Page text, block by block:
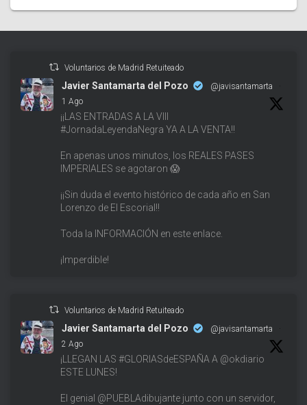
Voluntarios de Madrid Retuiteado
Javier Santamarta del Pozo @javisantamarta
·
1 Ago
¡¡LAS ENTRADAS A LA VIII
#JornadaLeyendaNegra YA A LA VENTA!!
En apenas unos minutos, los REALES PASES
IMPERIALES se agotaron 😱
¡¡Sin duda el evento histórico de cada año en San
Lorenzo de El Escorial!!
Toda la INFORMACIÓN en este enlace.
¡Imperdible!
Voluntarios de Madrid Retuiteado
Javier Santamarta del Pozo @javisantamarta
·
2 Ago
¡LLEGAN LAS #GLORIASdeESPAÑA A @okdiario
ESTE LUNES!
El genial @PUEBLAdibujante junto con un servidor,